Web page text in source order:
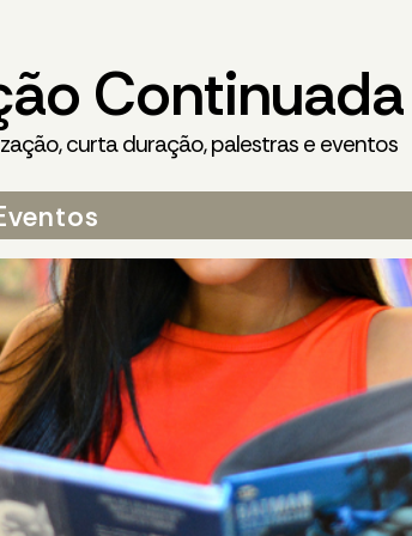
Continuada
curta duração, palestras e eventos